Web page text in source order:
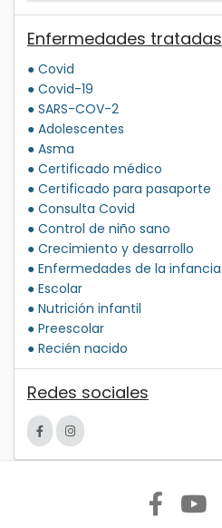
Enfermedades tratadas
● Covid
● Covid-19
● SARS-COV-2
● Adolescentes
● Asma
● Certificado médico
● Certificado para pasaporte
● Consulta Covid
● Control de niño sano
● Crecimiento y desarrollo
● Enfermedades de la infancia
● Escolar
● Nutrición infantil
● Preescolar
● Recién nacido
Redes sociales